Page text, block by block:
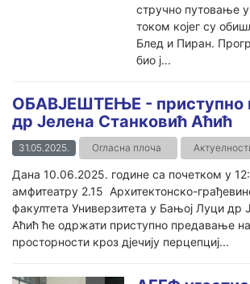
стручно путовање у
током којег су
Блед и Пиран.
био ј...
ОБАВЈЕШТЕЊЕ - приступно
др Јелена Станковић Аћић
31.05.2025. Огласна плоча
Дана 10.06.2025. године са почетком у
амфитеатру 2.15 Архитектонско-
факултета Универзитета у Бањој Луци др
Аћић ће одржати приступно предавање
просторности кроз дјечију перцепциј...